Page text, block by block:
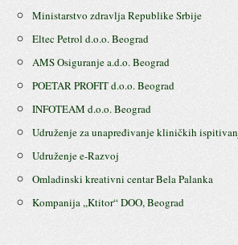
Ministarstvo zdravlja Republike Srbije
Eltec Petrol d.o.o. Beograd
AMS Osiguranje a.d.o. Beograd
POETAR PROFIT d.o.o. Beograd
INFOTEAM d.o.o. Beograd
Udruženje za unapređivanje kliničkih
Udruženje e-Razvoj
Omladinski kreativni centar Bela Palanka
Kompanija ,,Ktitor“ DOO, Beograd